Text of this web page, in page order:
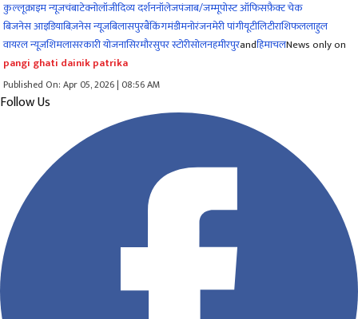
कुल्लूक्राइम न्यूजचंबाटेक्नोलॉजीदिव्य दर्शननॉलेजपंजाब/जम्मूपोस्ट ऑफिसफ़ैक्ट चेक
बिजनेस आइडियाबिज़नेस न्यूज़बिलासपुरबैंकिंगमंडीमनोरंजनमेरी पांगीयूटीलिटीराशिफललाहुल
वायरल न्यूज़शिमलासरकारी योजनासिरमौरसुपर स्टोरीसोलनहमीरपुरandहिमाचलNews only on
pangi ghati dainik patrika
Published On: Apr 05, 2026 | 08:56 AM
Follow Us